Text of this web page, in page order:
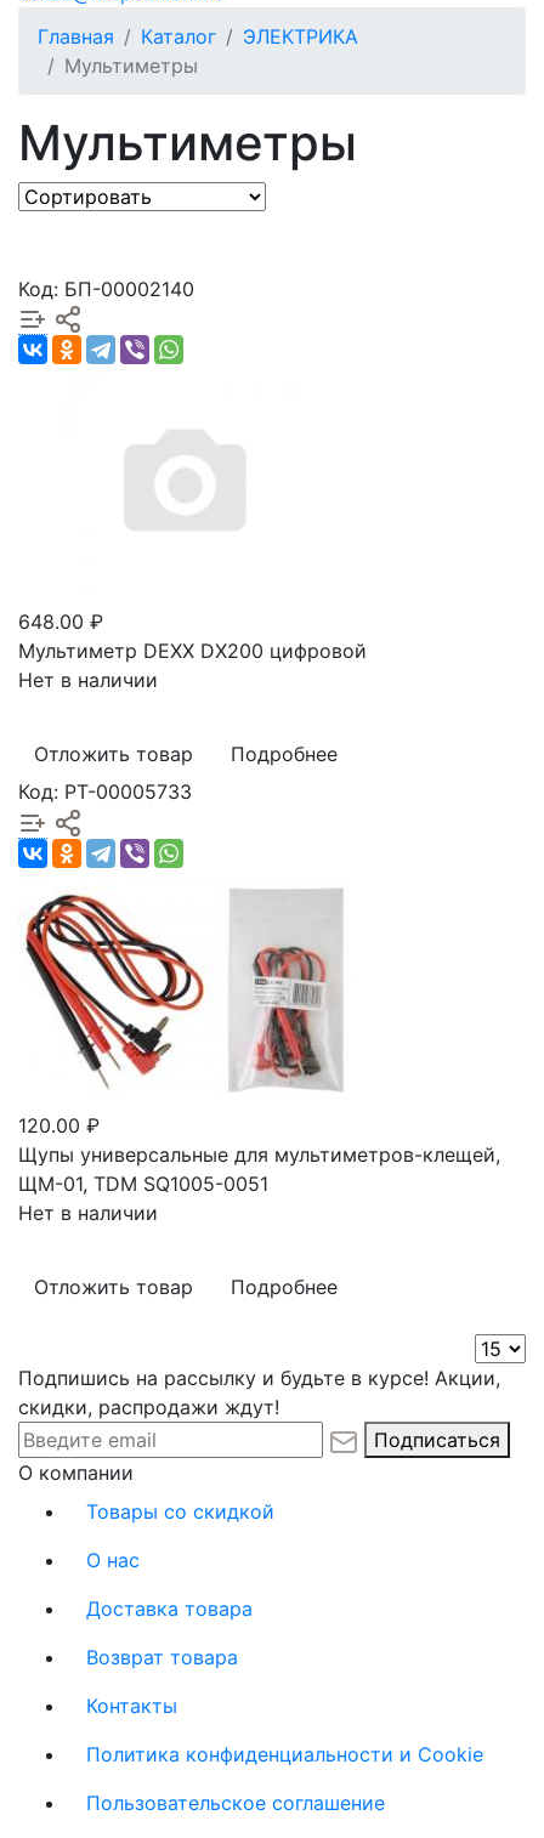
Главная
Каталог
ЭЛЕКТРИКА
Мультиметры
Мультиметры
Код: БП-00002140
648.00 ₽
Мультиметр DEXX DX200 цифровой
Нет в наличии
Отложить товар
Подробнее
Код: РТ-00005733
120.00 ₽
Щупы универсальные для мультиметров-клещей,
ЩМ-01, TDM SQ1005-0051
Нет в наличии
Отложить товар Подробнее
Подпишись на рассылку и будьте в курсе! Акции,
скидки, распродажи ждут!
Подписаться
О компании
Товары со скидкой
О нас
Доставка товара
Возврат товара
Контакты
Политика конфиденциальности и Cookie
Пользовательское соглашение